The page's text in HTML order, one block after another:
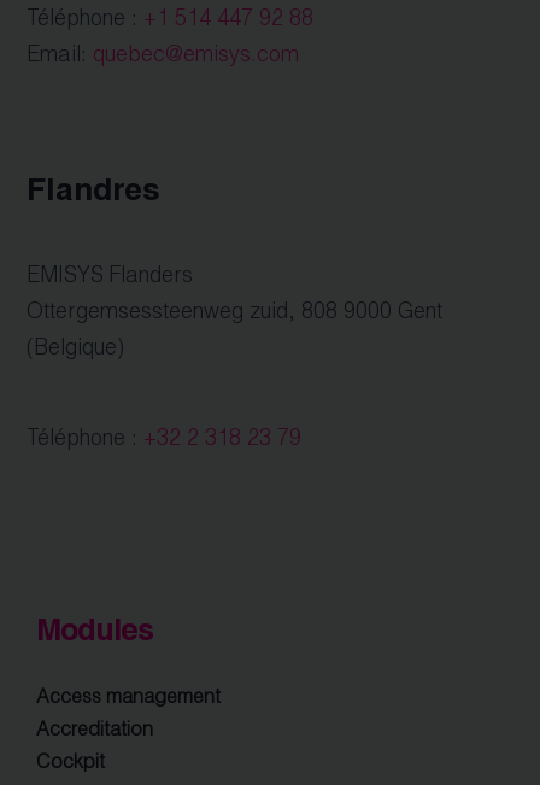
Téléphone : +1 514 447 92 88
Email: quebec@emisys.com
Flandres
EMISYS Flanders
Ottergemsessteenweg zuid, 808 9000 Gent
(Belgique)
Téléphone : +32 2 318 23 79
Modules
Access management
Accreditation
Cockpit